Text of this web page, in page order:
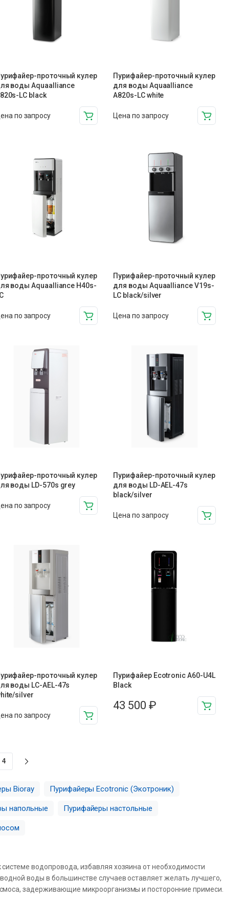
проточный кулер
воды Aquaalliance
LC black
по запросу
Пурифайер-проточный кулер
для воды Aquaalliance
A820s-LC white
Цена по запросу
проточный кулер
воды Aquaalliance H40s-
по запросу
Пурифайер-проточный кулер
для воды Aquaalliance V19s-
LC black/silver
Цена по запросу
проточный кулер
воды LD-570s grey
по запросу
Пурифайер-проточный кулер
для воды LD-AEL-47s
black/silver
Цена по запросу
проточный кулер
воды LС-AEL-47s
silver
по запросу
Пурифайер Ecotronic A60-U4L
Black
43 500₽
4
Bioray Пурифайеры Ecotronic (Экотроник)
напольные Пурифайеры настольные
водопровода, избавляя хозяина от необходимости
воды в большинстве случаев оставляет желать лучшего,
задерживающие микроорганизмы и посторонние примеси.